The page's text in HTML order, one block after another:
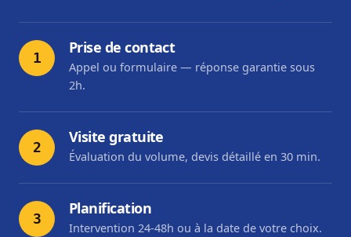
1
Prise de contact
Appel ou formulaire — réponse garantie sous
2h.
2
Visite gratuite
Évaluation du volume, devis détaillé en 30 min.
3
Planification
Intervention 24-48h ou à la date de votre choix.